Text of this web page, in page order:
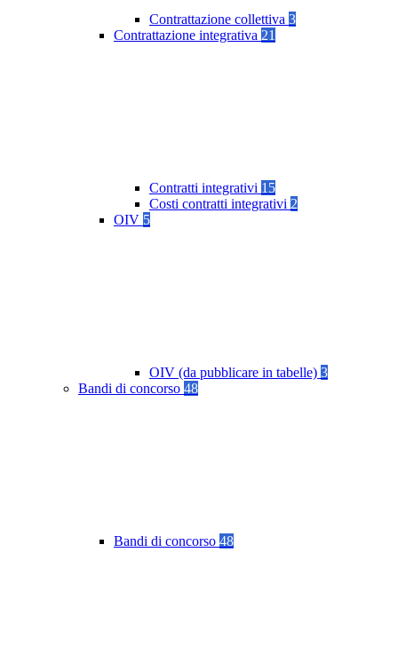
Contrattazione collettiva 3
Contrattazione integrativa 21
Contratti integrativi 15
Costi contratti integrativi 2
OIV 5
OIV (da pubblicare in tabelle) 3
Bandi di concorso 48
Bandi di concorso 48